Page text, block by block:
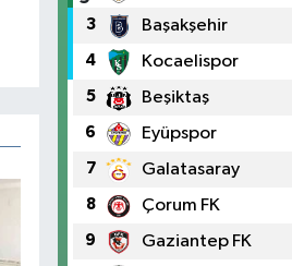
3 Başakşehir
4 Kocaelispor
5 Beşiktaş
6 Eyüpspor
7 Galatasaray
8 Çorum FK
9 Gaziantep FK